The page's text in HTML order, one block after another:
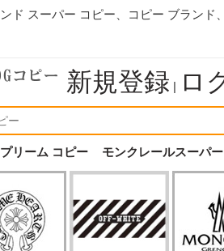
ド スーパー コピー、コピー ブランド
新規登録 | ロ
リーム コピー モンクレールスーパ